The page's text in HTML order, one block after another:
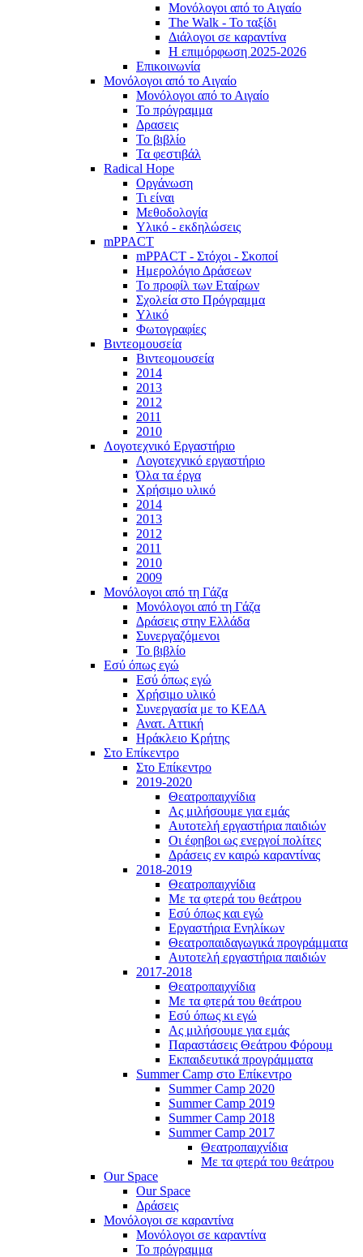
Μονόλογοι από το Αιγαίο
The Walk - Το ταξίδι
Διάλογοι σε καραντίνα
Η επιμόρφωση 2025-2026
Επικοινωνία
Μονόλογοι από το Αιγαίο
Μονόλογοι από το Αιγαίο
Το πρόγραμμα
Δρασεις
Το βιβλίο
Τα φεστιβάλ
Radical Hope
Οργάνωση
Τι είναι
Μεθοδολογία
Υλικό - εκδηλώσεις
mPPACT
mPPACT - Στόχοι - Σκοποί
Ημερολόγιο Δράσεων
Το προφίλ των Εταίρων
Σχολεία στο Πρόγραμμα
Υλικό
Φωτογραφίες
Βιντεομουσεία
Βιντεομουσεία
2014
2013
2012
2011
2010
Λογοτεχνικό Εργαστήριο
Λογοτεχνικό εργαστήριο
Όλα τα έργα
Χρήσιμο υλικό
2014
2013
2012
2011
2010
2009
Μονόλογοι από τη Γάζα
Μονόλογοι από τη Γάζα
Δράσεις στην Ελλάδα
Συνεργαζόμενοι
To βιβλίο
Εσύ όπως εγώ
Εσύ όπως εγώ
Χρήσιμο υλικό
Συνεργασία με το ΚΕΔΑ
Ανατ. Αττική
Ηράκλειο Κρήτης
Στο Επίκεντρο
Στο Επίκεντρο
2019-2020
Θεατροπαιχνίδια
Ας μιλήσουμε για εμάς
Αυτοτελή εργαστήρια παιδιών
Οι έφηβοι ως ενεργοί πολίτες
Δράσεις εν καιρώ καραντίνας
2018-2019
Θεατροπαιχνίδια
Με τα φτερά του θεάτρου
Εσύ όπως και εγώ
Εργαστήρια Ενηλίκων
Θεατροπαιδαγωγικά προγράμματα
Αυτοτελή εργαστήρια παιδιών
2017-2018
Θεατροπαιχνίδια
Με τα φτερά του θεάτρου
Εσύ όπως κι εγώ
Ας μιλήσουμε για εμάς
Παραστάσεις Θεάτρου Φόρουμ
Εκπαιδευτικά προγράμματα
Summer Camp στο Επίκεντρο
Summer Camp 2020
Summer Camp 2019
Summer Camp 2018
Summer Camp 2017
Θεατροπαιχνίδια
Με τα φτερά του θεάτρου
Our Space
Our Space
Δράσεις
Μονόλογοι σε καραντίνα
Μονόλογοι σε καραντίνα
Το πρόγραμμα